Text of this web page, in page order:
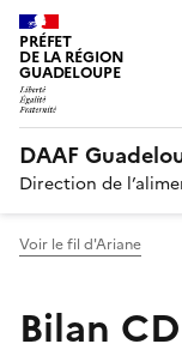
PRÉFET
DE LA RÉGION
GUADELOUPE
DAAF
Direction de
Voir le fil d'Ariane
Bilan